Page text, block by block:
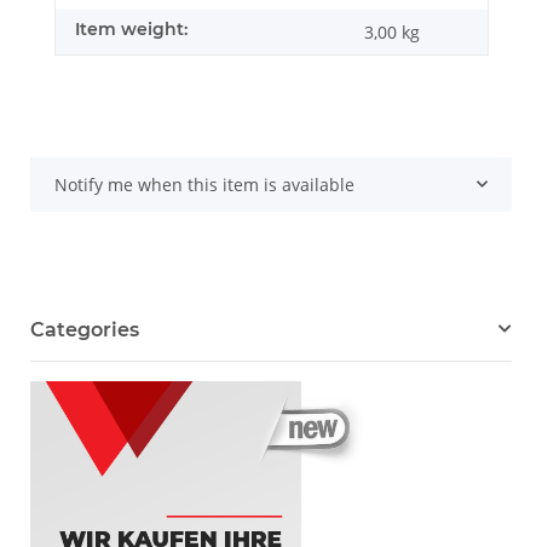
Item weight: 3,00 kg
Notify me when this item is available
Categories